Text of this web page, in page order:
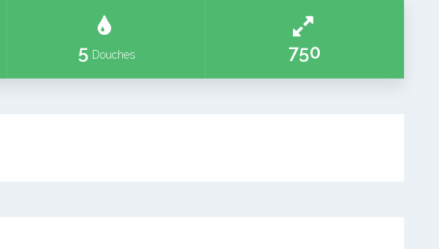
5 Douches 750